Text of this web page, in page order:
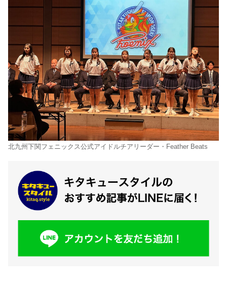
北九州下関フェニックス公式アイドルチアリーダー・Feather Beats